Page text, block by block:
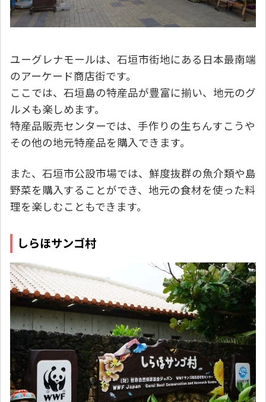
ユーグレナモールは、石垣市街地にある日本最南端
のアーケード商店街です。
ここでは、石垣島の特産品が豊富に揃い、地元のグ
ルメも楽しめます。
特産品販売センターでは、手作りの生ちんすこうや
その他の地元特産品を購入できます。
また、石垣市公設市場では、鮮度抜群の魚介類や島
野菜を購入することができ、地元の食材を使った料
理を楽しむこともできます。
しらほサンゴ村